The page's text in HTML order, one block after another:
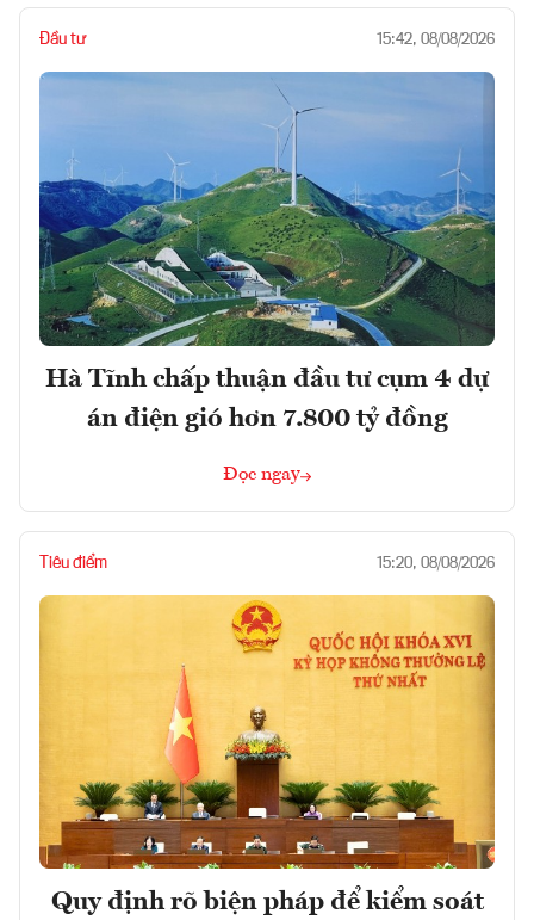
Đầu tư 15:42, 08/08/2026
Hà Tĩnh chấp thuận đầu tư cụm 4 dự
án điện gió hơn 7.800 tỷ đồng
Đọc ngay
Tiêu điểm 15:20, 08/08/2026
Quy định rõ biện pháp để kiểm soát